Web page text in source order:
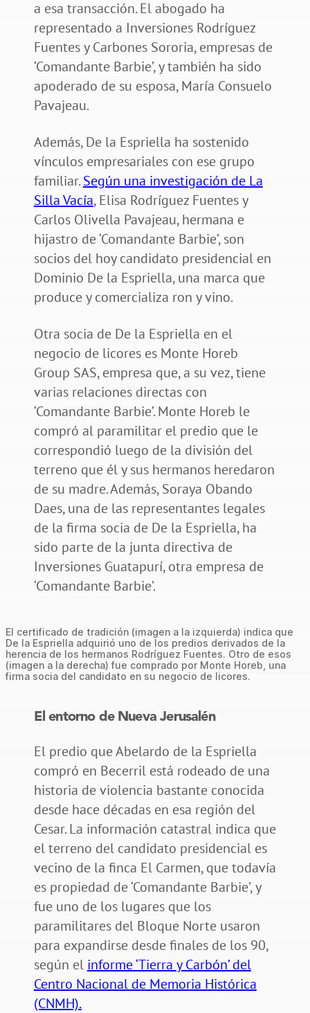
a esa transacción. El abogado ha
representado a Inversiones Rodríguez
Fuentes y Carbones Sororia, empresas de
‘Comandante Barbie’, y también ha sido
apoderado de su esposa, María Consuelo
Pavajeau.
Además, De la Espriella ha sostenido
vínculos empresariales con ese grupo
familiar.Según una investigación de La
Silla Vacía, Elisa Rodríguez Fuentes y
Carlos Olivella Pavajeau, hermana e
hijastro de ‘Comandante Barbie’, son
socios del hoy candidato presidencial en
Dominio De la Espriella, una marca que
produce y comercializa ron y vino.
Otra socia de De la Espriella en el
negocio de licores es Monte Horeb
Group SAS, empresa que, a su vez, tiene
varias relaciones directas con
‘Comandante Barbie’. Monte Horeb le
compró al paramilitar el predio que le
correspondió luego de la división del
terreno que él y sus hermanos heredaron
de su madre. Además, Soraya Obando
Daes, una de las representantes legales
de la firma socia de De la Espriella, ha
sido parte de la junta directiva de
Inversiones Guatapurí, otra empresa de
‘Comandante Barbie’.
El certificado de tradición (imagen a la izquierda) indica que
De la Espriella adquirió uno de los predios derivados de la
herencia de los hermanos Rodríguez Fuentes. Otro de esos
(imagen a la derecha) fue comprado por Monte Horeb, una
firma socia del candidato en su negocio de licores.
El entorno de Nueva Jerusalén
El predio que Abelardo de la Espriella
compró en Becerril está rodeado de una
historia de violencia bastante conocida
desde hace décadas en esa región del
Cesar. La información catastral indica que
el terreno del candidato presidencial es
vecino de la finca El Carmen, que todavía
es propiedad de ‘Comandante Barbie’, y
fue uno de los lugares que los
paramilitares del Bloque Norte usaron
para expandirse desde finales de los 90,
según el informe ‘Tierra y Carbón’ del
Centro Nacional de Memoria Histórica
(CNMH).